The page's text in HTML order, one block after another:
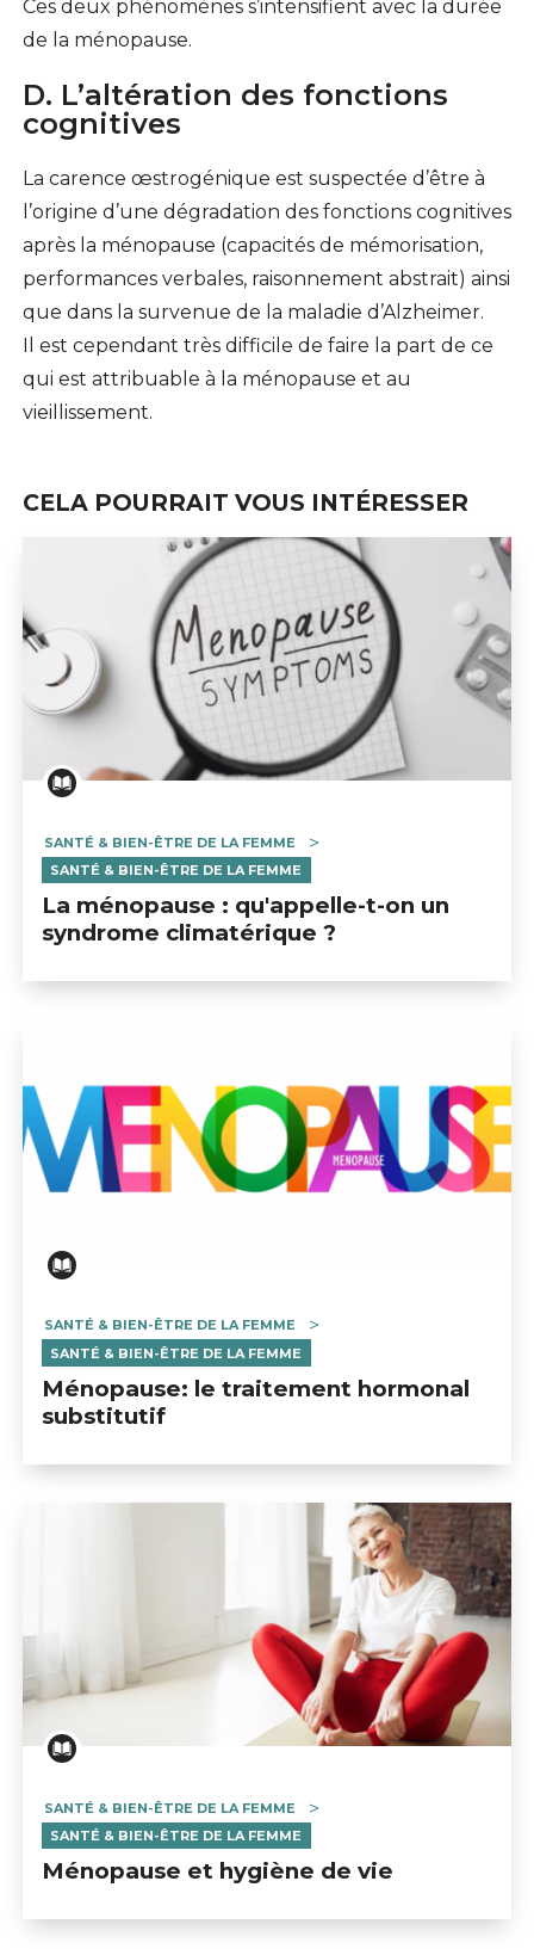
Ces deux phénomènes s’intensifient avec la durée
de la ménopause.
D. L’altération des fonctions
cognitives
La carence œstrogénique est suspectée d’être à
l’origine d’une dégradation des fonctions cognitives
après la ménopause (capacités de mémorisation,
performances verbales, raisonnement abstrait) ainsi
que dans la survenue de la maladie d’Alzheimer.
Il est cependant très difficile de faire la part de ce
qui est attribuable à la ménopause et au
vieillissement.
CELA POURRAIT VOUS INTÉRESSER
SANTÉ & BIEN-ÊTRE DE LA FEMME
SANTÉ & BIEN-ÊTRE DE LA FEMME
La ménopause : qu'appelle-t-on un
syndrome climatérique ?
SANTÉ & BIEN-ÊTRE DE LA FEMME
SANTÉ & BIEN-ÊTRE DE LA FEMME
Ménopause: le traitement hormonal
substitutif
SANTÉ & BIEN-ÊTRE DE LA FEMME
SANTÉ & BIEN-ÊTRE DE LA FEMME
Ménopause et hygiène de vie